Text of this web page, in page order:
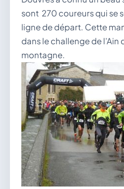
vous.
mairie@douvres.fr
140 Place de la Babillière,
Le guichet des
publier une
sont 270 coureurs qui se
ligne de départ. Cette
dans le challenge de l’Ain
montagne.